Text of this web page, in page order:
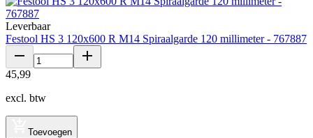
Leverbaar
Festool HS 3 120x600 R M14 Spiraalgarde 120 millimeter - 767887
45,99
excl. btw
Toevoegen